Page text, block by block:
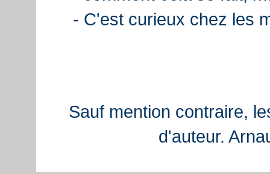
- C'est curieux chez les
Sauf mention contraire,
d'auteur.